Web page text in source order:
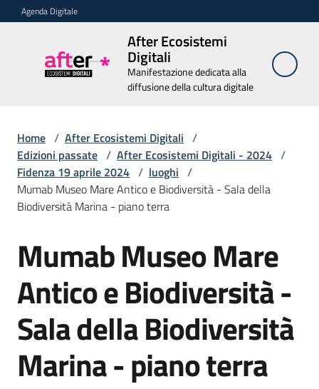
Vai al contenuto
Vai alla navigazione
Vai al footer
Agenda Digitale
After Ecosistemi
Digitali
Manifestazione dedicata alla
diffusione della cultura digitale
Ecosistemi
Digitali
cultura digitale
Chi
siamo
Relatori
Edizioni
passate
Menu selezionato
Seguici
Home / After Ecosistemi Digitali /
Edizioni passate / After Ecosistemi Digitali - 2024 /
Fidenza 19 aprile 2024 / luoghi /
Mumab Museo Mare Antico e Biodiversità - Sala della
Biodiversità Marina - piano terra
Salta al contenuto
Mumab Museo Mare
Antico e Biodiversità -
Sala della Biodiversità
Marina - piano terra